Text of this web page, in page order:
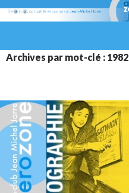
AU
Archives par mot-clé : 1982